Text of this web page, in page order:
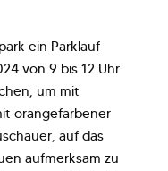
ein Parklauf
von 9 bis 12 Uhr
um mit
orangefarbener
auf das
aufmerksam zu